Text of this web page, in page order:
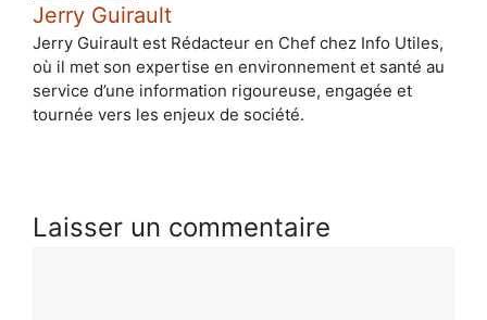
Jerry Guirault
Jerry Guirault est Rédacteur en Chef chez Info Utiles,
où il met son expertise en environnement et santé au
service d’une information rigoureuse, engagée et
tournée vers les enjeux de société.
Laisser un commentaire